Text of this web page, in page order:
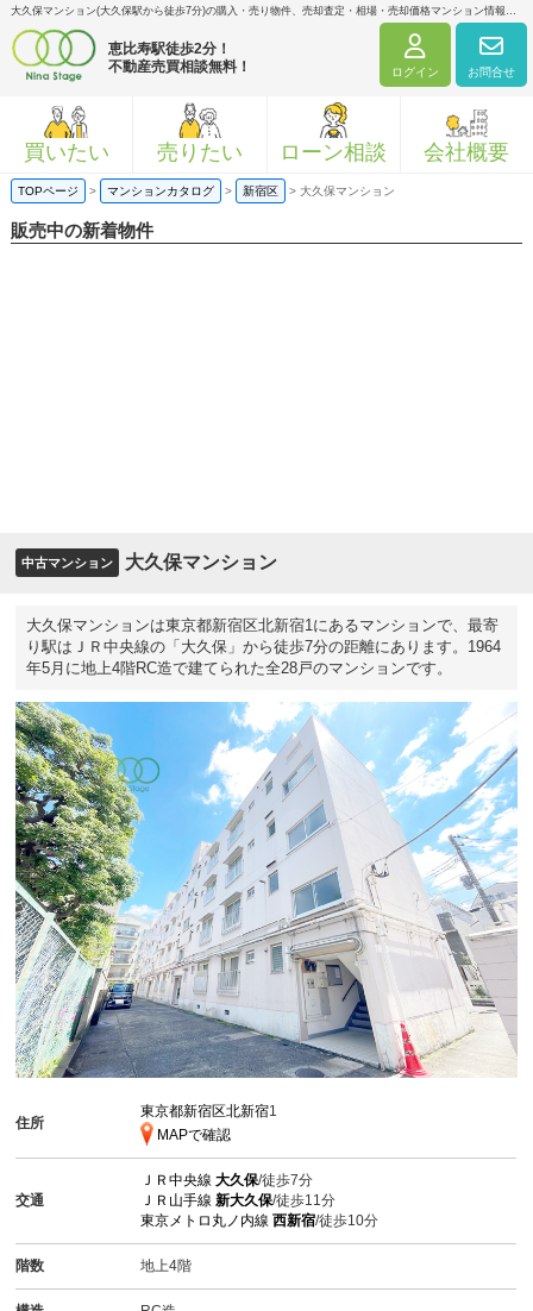
大久保マンション(大久保駅から徒歩7分)の購入・売り物件、売却査定・相場・売却価格マンション情報｜ニナ・ステージ株式会社
恵比寿駅徒歩2分！
不動産売買相談無料！
ログイン お問合せ
買いたい 売りたい ローン相談 会社概要
TOPページ > マンションカタログ > 新宿区 > 大久保マンション
販売中の新着物件
中古マンション 大久保マンション
大久保マンションは東京都新宿区北新宿1にあるマンションで、最寄
り駅はＪＲ中央線の「大久保」から徒歩7分の距離にあります。1964
年5月に地上4階RC造で建てられた全28戸のマンションです。
住所
東京都新宿区北新宿1
MAPで確認
交通
ＪＲ中央線大久保/徒歩7分
ＪＲ山手線新大久保/徒歩11分
東京メトロ丸ノ内線西新宿/徒歩10分
階数 地上4階